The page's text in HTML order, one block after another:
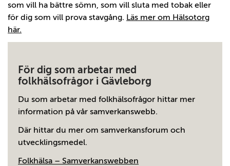
som vill ha bättre sömn, som vill sluta med tobak eller
för dig som vill prova stavgång. Läs mer om Hälsotorg
här.
För dig som arbetar med
folkhälsofrågor i Gävleborg
Du som arbetar med folkhälsofrågor hittar mer
information på vår samverkanswebb.
Där hittar du mer om samverkansforum och
utvecklingsmedel.
Folkhälsa – Samverkanswebben